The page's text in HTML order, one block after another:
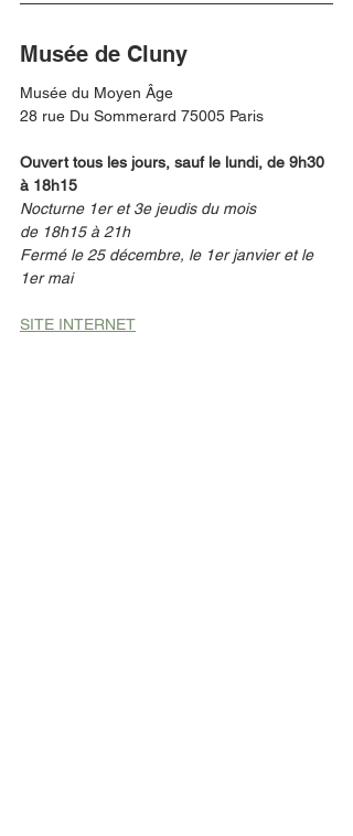
Musée de Cluny
Musée du Moyen Âge
28 rue Du Sommerard 75005 Paris
Ouvert tous les jours, sauf le lundi, de 9h30
à 18h15
Nocturne 1er et 3e jeudis du mois
de 18h15 à 21h
Fermé le 25 décembre, le 1er janvier et le
1er mai
SITE INTERNET